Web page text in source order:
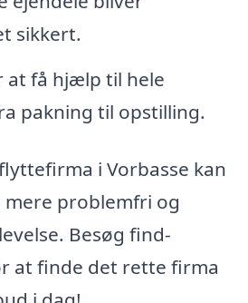
sikkert.
at få hjælp til hele
pakning til opstilling.
i Vorbasse kan
mere problemfri og
Besøg find-
at finde det rette firma